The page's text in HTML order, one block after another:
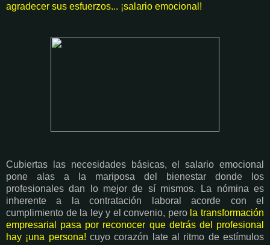
agradecer sus esfuerzos... ¡salario emocional!
Cubiertas las necesidades básicas, el salario emocional
pone alas a la mariposa del bienestar donde los
profesionales dan lo mejor de sí mismos. La nómina es
inherente a la contratación laboral acorde con el
cumplimiento de la ley y el convenio, pero la transformación
empresarial pasa por reconocer que detrás del profesional
hay ¡una persona! cuyo corazón late al ritmo de estímulos